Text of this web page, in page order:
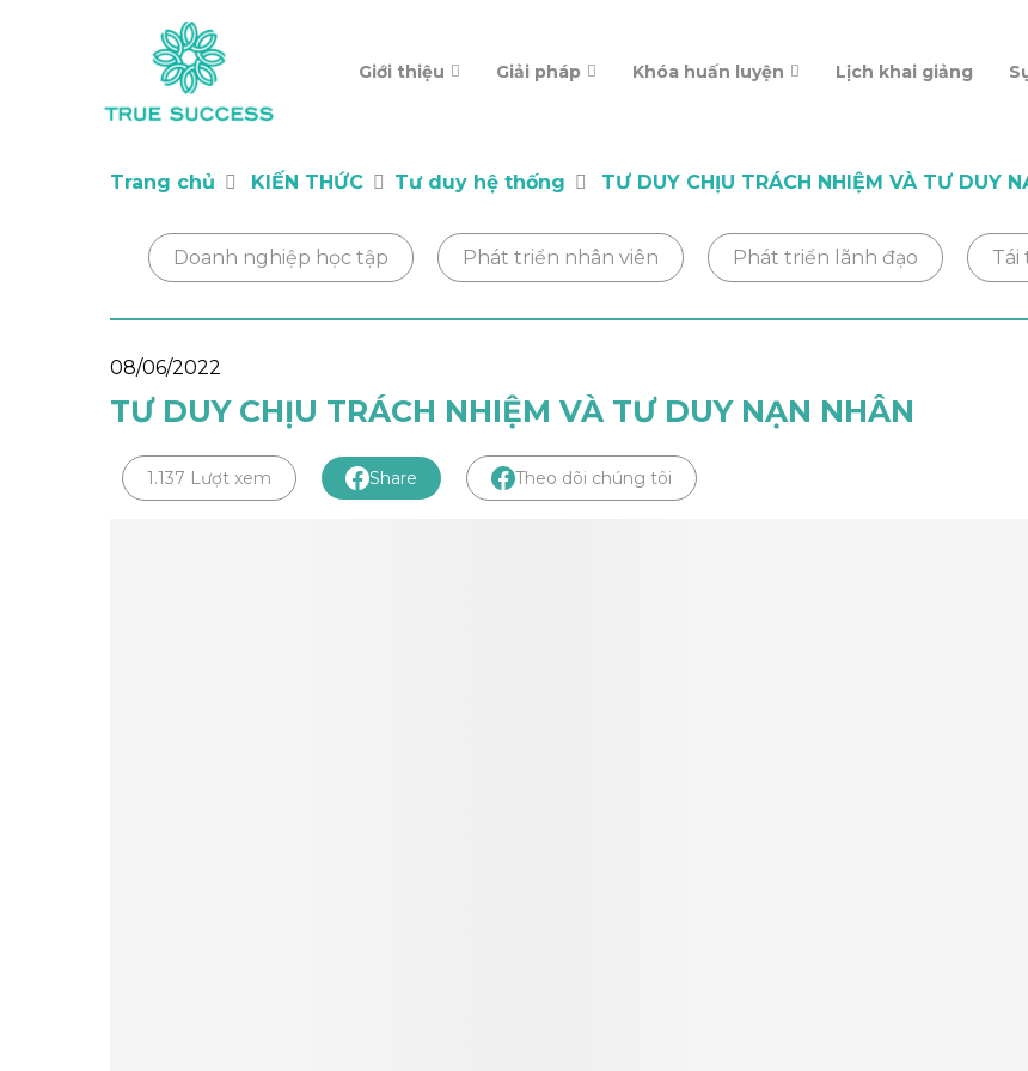
Giới thiệu Giải pháp Khóa huấn luyện Lịch khai giảng
Trang chủ KIẾN THỨC Tư duy hệ thống TƯ DUY CHỊU TRÁCH NHIỆM VÀ TƯ DUY
Doanh nghiệp học tập Phát triển nhân viên Phát triển lãnh đạo Tái
08/06/2022
TƯ DUY CHỊU TRÁCH NHIỆM VÀ TƯ DUY NẠN NHÂN
1.137 Lượt xem Share Theo dõi chúng tôi